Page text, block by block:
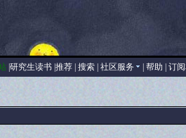
| 研究生读书| 推荐| 搜索| 社区服务 帮助 订